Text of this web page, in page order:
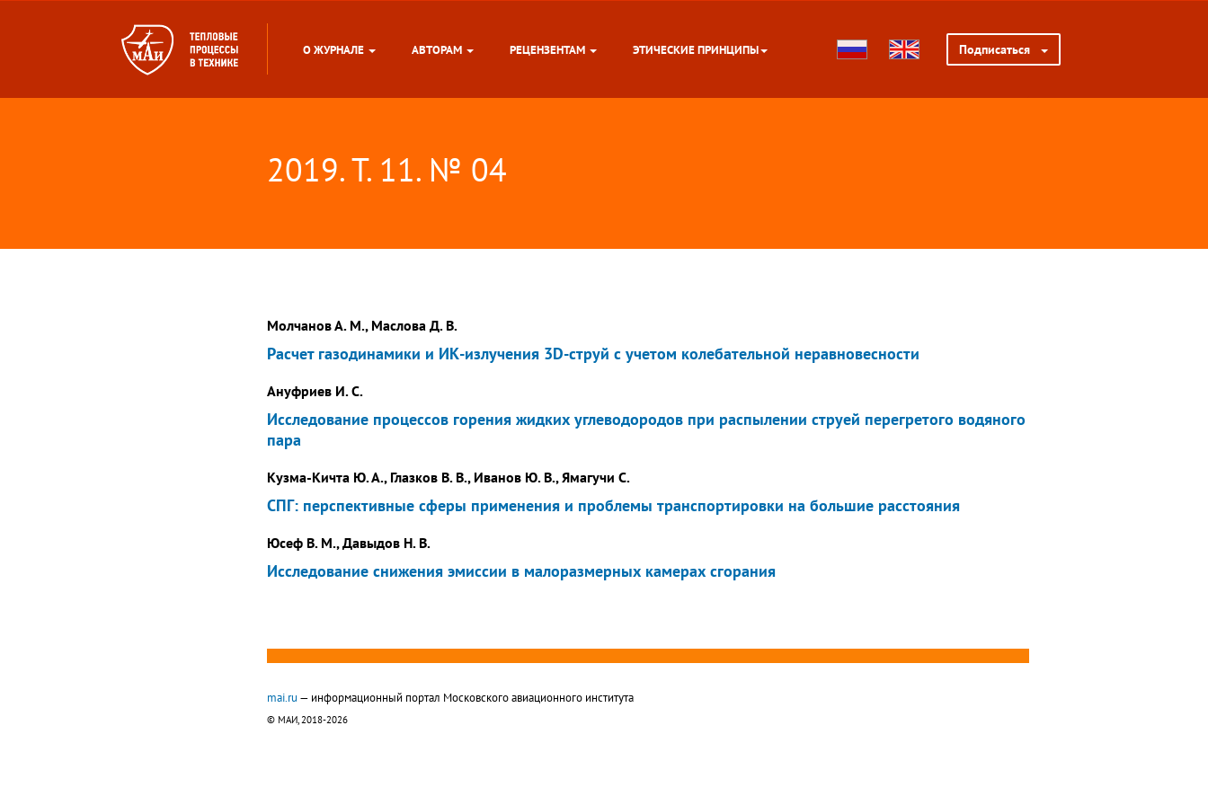
О ЖУРНАЛЕ АВТОРАМ РЕЦЕНЗЕНТАМ ЭТИЧЕСКИЕ ПРИНЦИПЫ Подписаться
2019. Т. 11. № 04
Молчанов А. М., Маслова Д. В.
Расчет газодинамики и ИК-излучения 3D-струй с учетом колебательной неравновесности
Ануфриев И. С.
Исследование процессов горения жидких углеводородов при распылении струей перегретого водяного
пара
Кузма-Кичта Ю. А., Глазков В. В., Иванов Ю. В., Ямагучи С.
СПГ: перспективные сферы применения и проблемы транспортировки на большие расстояния
Юсеф В. М., Давыдов Н. В.
Исследование снижения эмиссии в малоразмерных камерах сгорания
mai.ru — информационный портал Московского авиационного института
© МАИ, 2018-2026